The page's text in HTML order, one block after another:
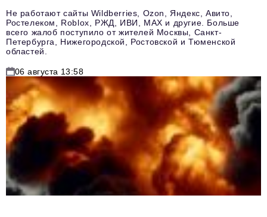
Не работают сайты Wildberries, Ozon, Яндекс, Авито,
Ростелеком, Roblox, РЖД, ИВИ, MAX и другие. Больше
всего жалоб поступило от жителей Москвы, Санкт-
Петербурга, Нижегородской, Ростовской и Тюменской
областей.
06 августа 13:58